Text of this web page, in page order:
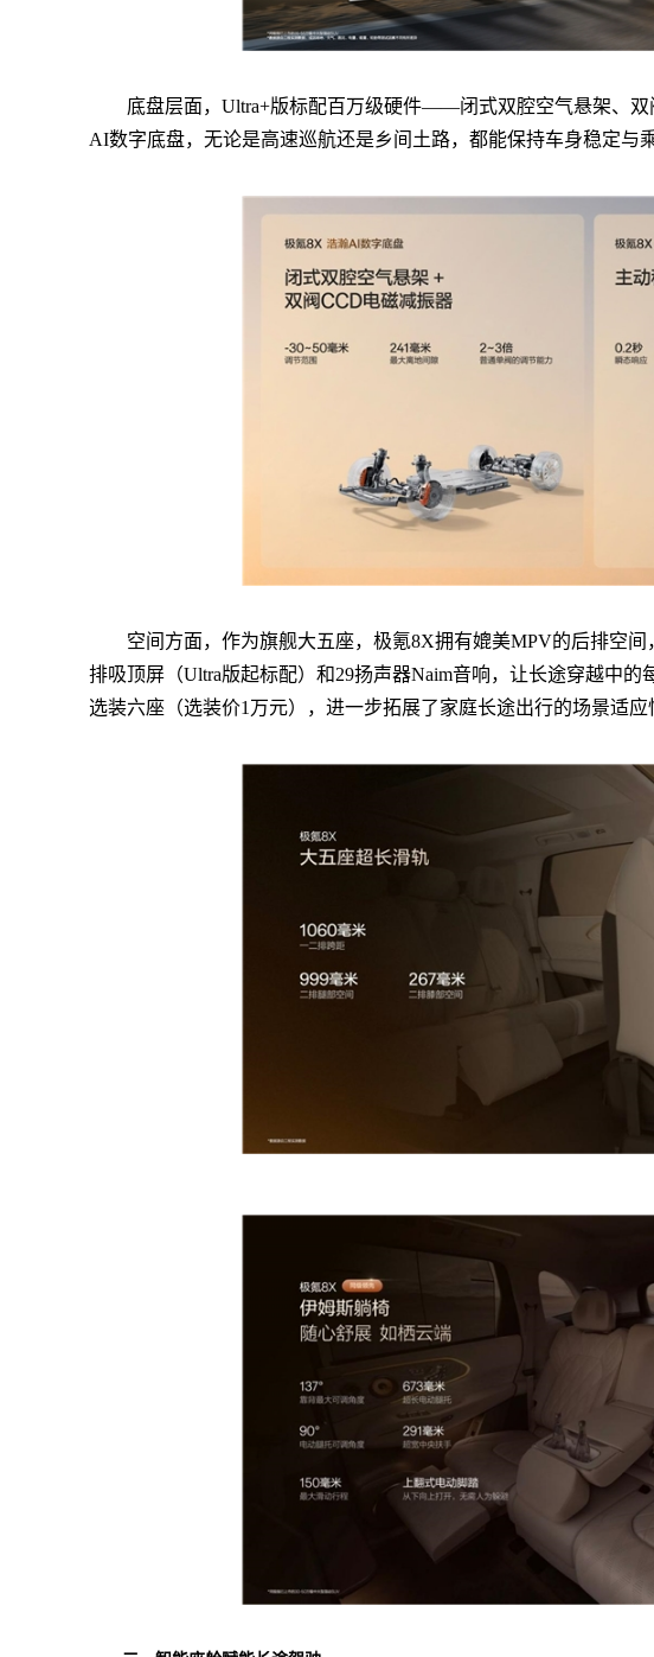
底盘层面，Ultra+版标配百万级硬件——闭式双腔空气悬架、
AI数字底盘，无论是高速巡航还是乡间土路，都能保持车身稳定与
空间方面，作为旗舰大五座，极氪8X拥有媲美MPV的后排空
排吸顶屏（Ultra版起标配）和29扬声器Naim音响，让长途穿越中
选装六座（选装价1万元），进一步拓展了家庭长途出行的场景适应